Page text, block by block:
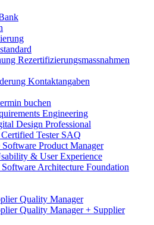
Rezertifizierungsmassnahmen
Kontaktangaben
buchen
Engineering
Design Professional
Tester SAQ
Product Manager
& User Experience
Architecture Foundation
Quality Manager
Quality Manager + Supplier